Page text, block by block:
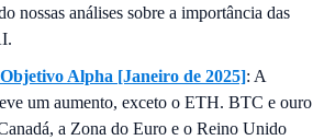
nossas análises sobre a importância das
Alpha [Janeiro de 2025]: A
um aumento, exceto o ETH. BTC e ouro
a Zona do Euro e o Reino Unido